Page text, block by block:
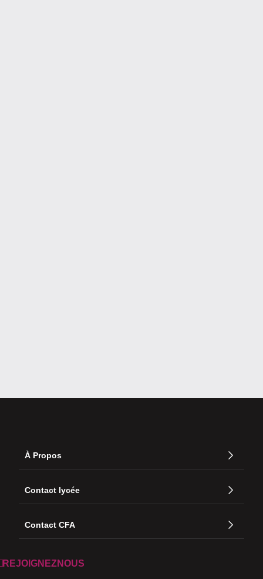
À Propos
Contact lycée
Contact CFA
REJOIGNEZNOUS